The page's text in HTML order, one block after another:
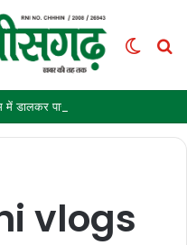
Switch
vlogs